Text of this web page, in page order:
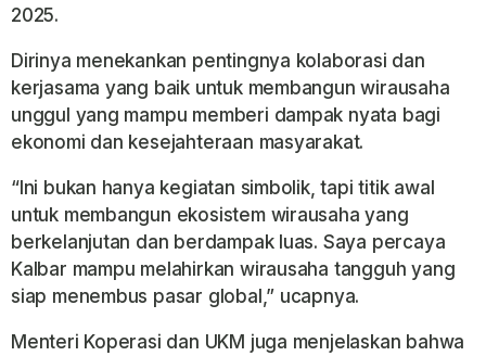
2025.
Dirinya menekankan pentingnya kolaborasi dan
kerjasama yang baik untuk membangun wirausaha
unggul yang mampu memberi dampak nyata bagi
ekonomi dan kesejahteraan masyarakat.
“Ini bukan hanya kegiatan simbolik, tapi titik awal
untuk membangun ekosistem wirausaha yang
berkelanjutan dan berdampak luas. Saya percaya
Kalbar mampu melahirkan wirausaha tangguh yang
siap menembus pasar global,” ucapnya.
Menteri Koperasi dan UKM juga menjelaskan bahwa